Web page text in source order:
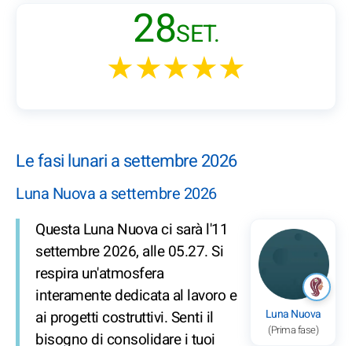
28SET.
★★★★★
Le fasi lunari a settembre 2026
Luna Nuova a settembre 2026
Luna Nuova
(Prima fase)
Questa Luna Nuova ci sarà l'11
settembre 2026, alle 05.27. Si
respira un'atmosfera
interamente dedicata al lavoro e
ai progetti costruttivi. Senti il
bisogno di consolidare i tuoi